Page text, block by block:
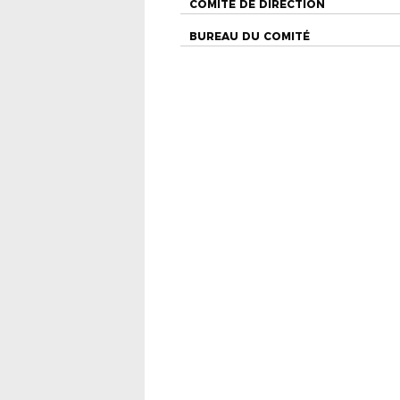
COMITÉ DE DIRECTION
BUREAU DU COMITÉ